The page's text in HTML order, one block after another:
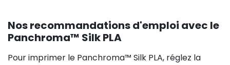
Nos recommandations d'emploi avec le
Panchroma™ Silk PLA
Pour imprimer le Panchroma™ Silk PLA, réglez la